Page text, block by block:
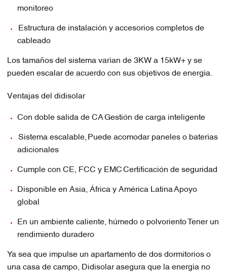
monitoreo
Estructura de instalación y accesorios completos de
cableado
Los tamaños del sistema varían de 3KW a 15kW+ y se
pueden escalar de acuerdo con sus objetivos de energía.
Ventajas del didisolar
Con doble salida de CAGestión de carga inteligente
Sistema escalable, Puede acomodar paneles o baterías
adicionales
Cumple con CE, FCC y EMCCertificación de seguridad
Disponible en Asia, África y América LatinaApoyo
global
En un ambiente caliente, húmedo o polvoriento
Tener un
rendimiento duradero
Ya sea que impulse un apartamento de dos dormitorios o
una casa de campo, Didisolar asegura que la energía no